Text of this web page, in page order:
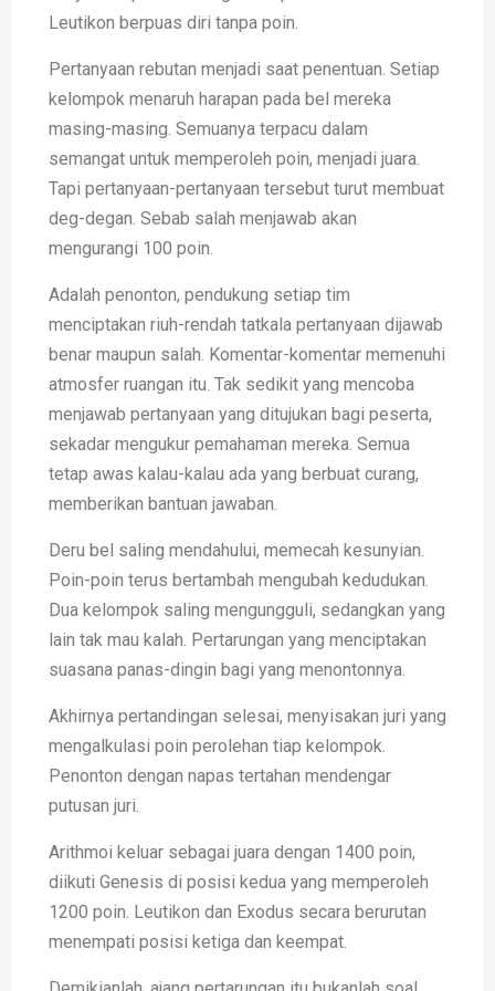
Leutikon berpuas diri tanpa poin.
Pertanyaan rebutan menjadi saat penentuan. Setiap
kelompok menaruh harapan pada bel mereka
masing-masing. Semuanya terpacu dalam
semangat untuk memperoleh poin, menjadi juara.
Tapi pertanyaan-pertanyaan tersebut turut membuat
deg-degan. Sebab salah menjawab akan
mengurangi 100 poin.
Adalah penonton, pendukung setiap tim
menciptakan riuh-rendah tatkala pertanyaan dijawab
benar maupun salah. Komentar-komentar memenuhi
atmosfer ruangan itu. Tak sedikit yang mencoba
menjawab pertanyaan yang ditujukan bagi peserta,
sekadar mengukur pemahaman mereka. Semua
tetap awas kalau-kalau ada yang berbuat curang,
memberikan bantuan jawaban.
Deru bel saling mendahului, memecah kesunyian.
Poin-poin terus bertambah mengubah kedudukan.
Dua kelompok saling mengungguli, sedangkan yang
lain tak mau kalah. Pertarungan yang menciptakan
suasana panas-dingin bagi yang menontonnya.
Akhirnya pertandingan selesai, menyisakan juri yang
mengalkulasi poin perolehan tiap kelompok.
Penonton dengan napas tertahan mendengar
putusan juri.
Arithmoi keluar sebagai juara dengan 1400 poin,
diikuti Genesis di posisi kedua yang memperoleh
1200 poin. Leutikon dan Exodus secara berurutan
menempati posisi ketiga dan keempat.